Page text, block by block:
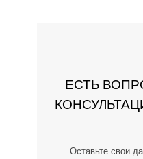
ЕСТЬ
Оставьте свои